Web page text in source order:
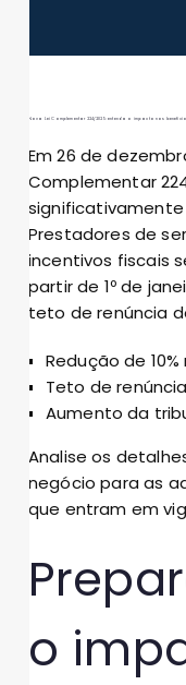
Nova Lei Complementar 224/2025: entenda o impacto nos
Em 26 de
Complementar
Prestadores de
incentivos fiscais
partir de 1º de
teto de renúncia
Redução de
Teto de
Aumento da
Analise os
negócio para as
que entram em
o